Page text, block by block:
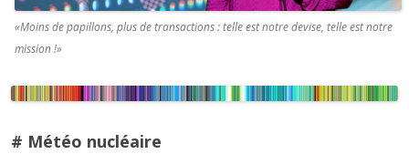
«Moins de papillons, plus de transactions : telle est notre devise, telle est notre
mission !»
# Météo nucléaire